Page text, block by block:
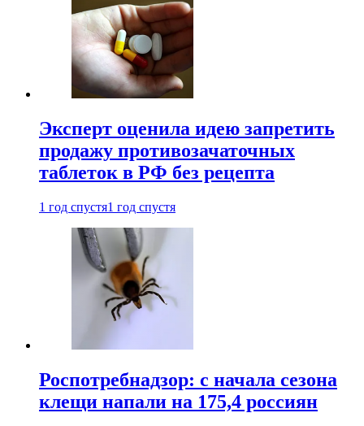
Эксперт оценила идею запретить
продажу противозачаточных
таблеток в РФ без рецепта
1 год спустя1 год спустя
Роспотребнадзор: с начала сезона
клещи напали на 175,4 россиян